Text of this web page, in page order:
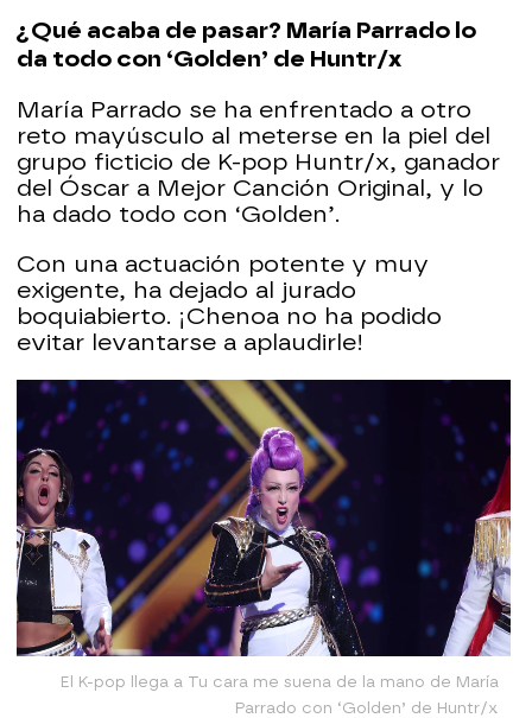
¿Qué acaba de pasar? María Parrado lo
da todo con ‘Golden’ de Huntr/x
María Parrado se ha enfrentado a otro
reto mayúsculo al meterse en la piel del
grupo ficticio de K-pop Huntr/x, ganador
del Óscar a Mejor Canción Original, y lo
ha dado todo con ‘Golden’.
Con una actuación potente y muy
exigente, ha dejado al jurado
boquiabierto. ¡Chenoa no ha podido
evitar levantarse a aplaudirle!
El K-pop llega a Tu cara me suena de la mano de María
Parrado con ‘Golden’ de Huntr/x